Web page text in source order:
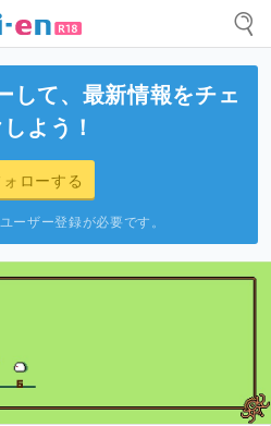
して、最新情報をチェ
よう！
ォローする
ーザー登録が必要です。